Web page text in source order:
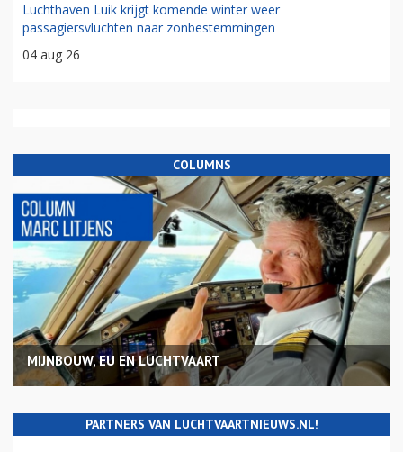
Luchthaven Luik krijgt komende winter weer
passagiersvluchten naar zonbestemmingen
04 aug 26
COLUMNS
MIJNBOUW, EU EN LUCHTVAART
PARTNERS VAN LUCHTVAARTNIEUWS.NL!